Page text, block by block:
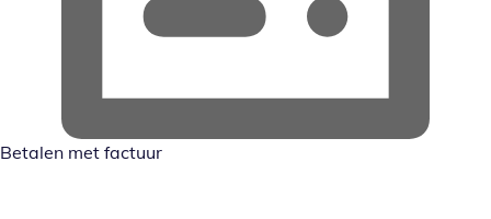
Betalen met factuur